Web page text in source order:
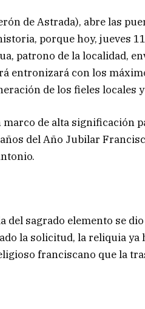
de Astrada), abre las
porque hoy, jueves
patrono de la localidad,
entronizará con los
de los fieles locales
de alta significación
del Año Jubilar
del sagrado elemento se
la solicitud, la reliquia ya
franciscano que la